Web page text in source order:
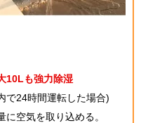
10Lも強力除湿
で24時間運転した場合)
空気を取り込める。